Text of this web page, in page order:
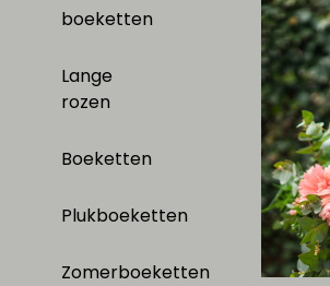
boeketten
Lange
rozen
Boeketten
Plukboeketten
Zomerboeketten